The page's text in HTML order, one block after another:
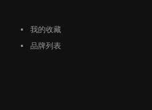
▪
我的收藏
▪
品牌列表